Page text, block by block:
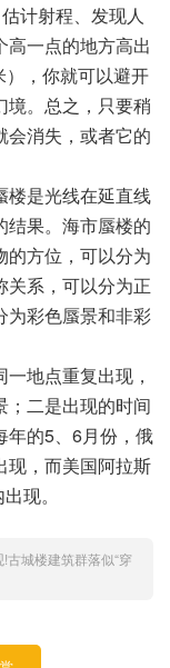
计射程、发现人
高一点的地方高出
，你就可以避开
境。总之，只要稍
会消失，或者它的
楼是光线在延直线
结果。海市蜃楼的
的方位，可以分为
关系，可以分为正
为彩色蜃景和非彩
地点重复出现，
；二是出现的时间
年的5、6月份，俄
现，而美国阿拉斯
现。
古城楼建筑群落似“穿